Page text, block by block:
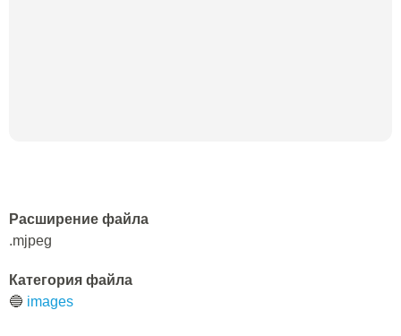
Расширение файла
.mjpeg
Категория файла
🔵 images